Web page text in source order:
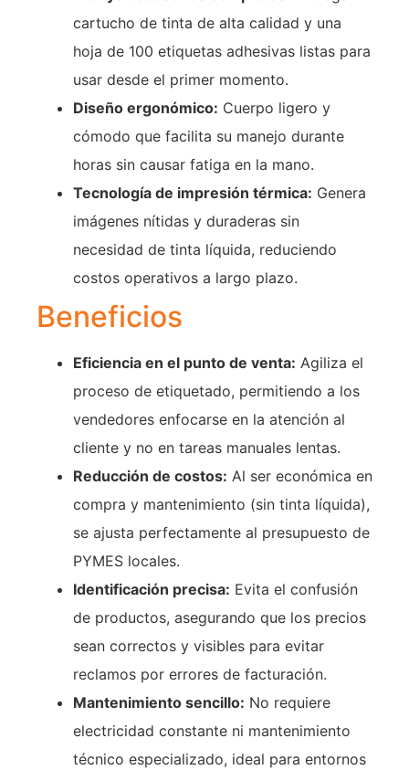
cartucho de tinta de alta calidad y una
hoja de 100 etiquetas adhesivas listas para
usar desde el primer momento.
Diseño ergonómico: Cuerpo ligero y
cómodo que facilita su manejo durante
horas sin causar fatiga en la mano.
Tecnología de impresión térmica: Genera
imágenes nítidas y duraderas sin
necesidad de tinta líquida, reduciendo
costos operativos a largo plazo.
Beneficios
Eficiencia en el punto de venta: Agiliza el
proceso de etiquetado, permitiendo a los
vendedores enfocarse en la atención al
cliente y no en tareas manuales lentas.
Reducción de costos: Al ser económica en
compra y mantenimiento (sin tinta líquida),
se ajusta perfectamente al presupuesto de
PYMES locales.
Identificación precisa: Evita el confusión
de productos, asegurando que los precios
sean correctos y visibles para evitar
reclamos por errores de facturación.
Mantenimiento sencillo: No requiere
electricidad constante ni mantenimiento
técnico especializado, ideal para entornos